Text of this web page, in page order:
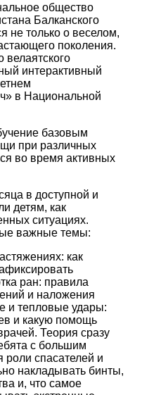
общество
Балканского
не только о веселом,
поколения.
велаятского
интерактивный
в Национальной
базовым
при различных
во время активных
в доступной и
детям, как
ситуациях.
важные темы:
как
ран: правила
и наложения
и тепловые удары:
и какую помощь
Теория сразу
с большим
роли спасателей и
накладывать бинты,
и, что самое